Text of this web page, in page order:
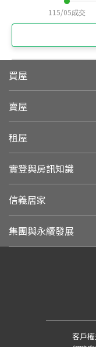
115/05成交
買屋
賣屋
租屋
實登與房訊知識
信義居家
集團與永續發展
客戶